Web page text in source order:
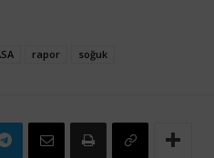
rapor soğuk